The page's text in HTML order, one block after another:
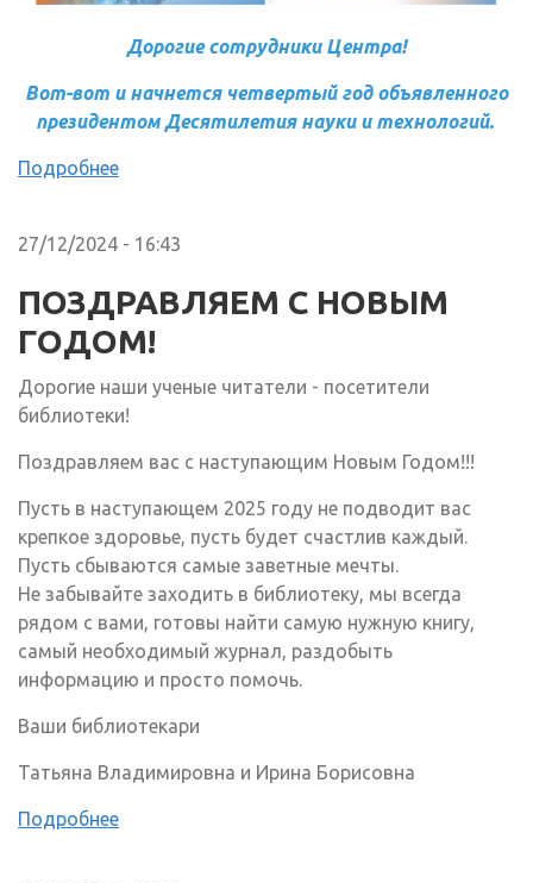
Дорогие сотрудники Центра!
Вот-вот и начнется четвертый год объявленного
президентом Десятилетия науки и технологий.
Подробнее
27/12/2024 - 16:43
ПОЗДРАВЛЯЕМ С НОВЫМ
ГОДОМ!
Дорогие наши ученые читатели - посетители
библиотеки!
Поздравляем вас с наступающим Новым Годом!!!
Пусть в наступающем 2025 году не подводит вас
крепкое здоровье, пусть будет счастлив каждый.
Пусть сбываются самые заветные мечты.
Не забывайте заходить в библиотеку, мы всегда
рядом с вами, готовы найти самую нужную книгу,
самый необходимый журнал, раздобыть
информацию и просто помочь.
Ваши библиотекари
Татьяна Владимировна и Ирина Борисовна
Подробнее